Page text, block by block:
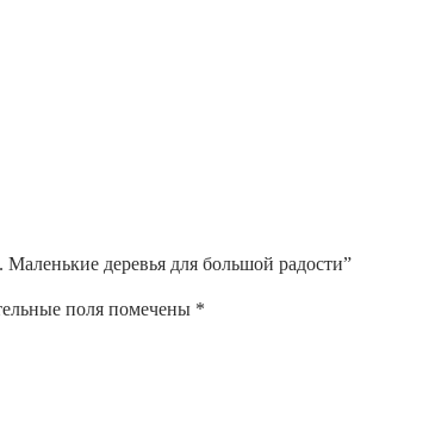
деревья для большой радости”
поля помечены *